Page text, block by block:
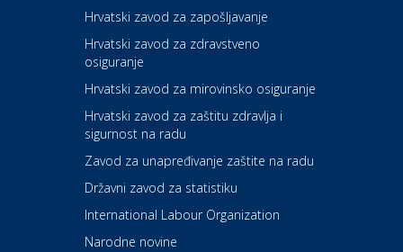
Zdravlje i osiguranje
Povoljnosti
Dental Sudar
Dom i dizajn
Euro-vrt – kosilice, motorne
Hrvatski zavod za zapošljavanje
Hrvatski zavod za zdravstveno
osiguranje
Hrvatski zavod za mirovinsko osiguranje
Hrvatski zavod za zaštitu zdravlja i
sigurnost na radu
Zavod za unapređivanje zaštite na radu
Državni zavod za statistiku
International Labour Organization
Narodne novine